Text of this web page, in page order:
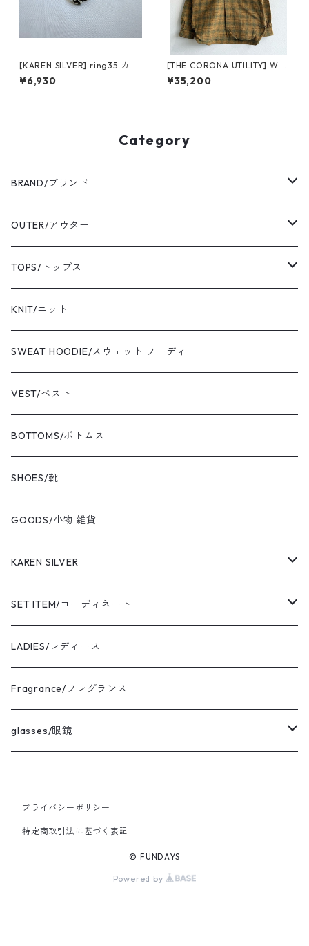
[KAREN SILVER] ring35 カレ
ンシルバー リング 18号
¥6,930
[THE CORONA UTILITY] W.C.
W. SHIRT PULLOVER CS005
khaki/green ザコロナユーテ
¥35,200
Category
BRAND/ブランド
ordinary fits/オーディナリーフィッツ
sassafras/ササフラス
yonetomi/ヨネトミ
newbalance/ニューバランス
champion/チャンピオン
VIBAe/ヴィバ
BOKU HA TANOSII/ボクハタノシイ
NOT OEM/ノットオーイーエム
cooperstown/クーパーズタウン
adidas/アディダス
the corona utility/コロナ
avontade/アボンタージ
BAICYCLON/バイシクロン
UNIVERSAL WORKS/ユニバーサルワークス
MIRKO BUFFINI/ミルコブッフィーニ
OUTER/アウター
coat/コート
blouson/ブルゾン
jacket/ジャケット
TOPS/トップス
shirt/シャツ
T-shirt/Tシャツ
sweat/スウェット
KNIT/ニット
SWEAT HOODIE/スウェット フーディー
VEST/ベスト
BOTTOMS/ボトムス
SHOES/靴
GOODS/小物 雑貨
KAREN SILVER
necklace
bracelet
pierce
ring
SET ITEM/コーディネート
Sサイズ コーディネート
Mサイズ コーディネート
Lサイズ コーディネート
Ladies FREEサイズ コーディネート
LADIES/レディース
Fragrance/フレグランス
glasses/眼鏡
vintage/ヴィンテージ
プライバシーポリシー
特定商取引法に基づく表記
© FUNDAYS
Powered by